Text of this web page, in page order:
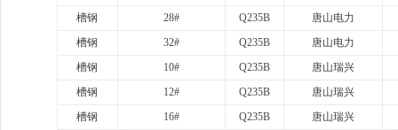
槽钢
28# Q235B
唐山电力
槽钢
32# Q235B
唐山电力
槽钢
10# Q235B
唐山瑞兴
槽钢
12# Q235B
唐山瑞兴
槽钢
16# Q235B
唐山瑞兴